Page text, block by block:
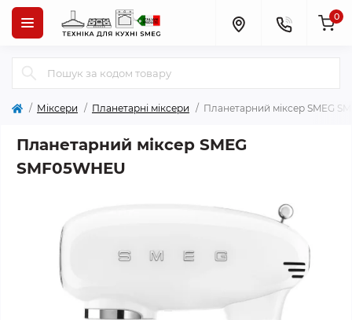
0
Міксери Планетарні міксери Планетарний міксер SMEG
Планетарний міксер SMEG
SMF05WHEU